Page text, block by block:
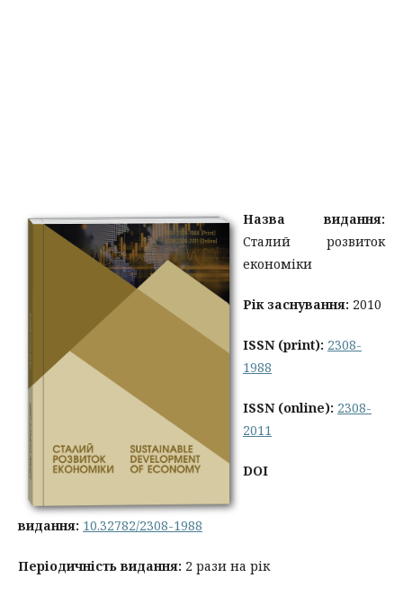
Назва видання:
Сталий розвиток
економіки
Рік заснування: 2010
ISSN (print): 2308-
1988
ISSN (online): 2308-
2011
DOI
видання: 10.32782/2308-1988
Періодичність видання: 2 рази на рік